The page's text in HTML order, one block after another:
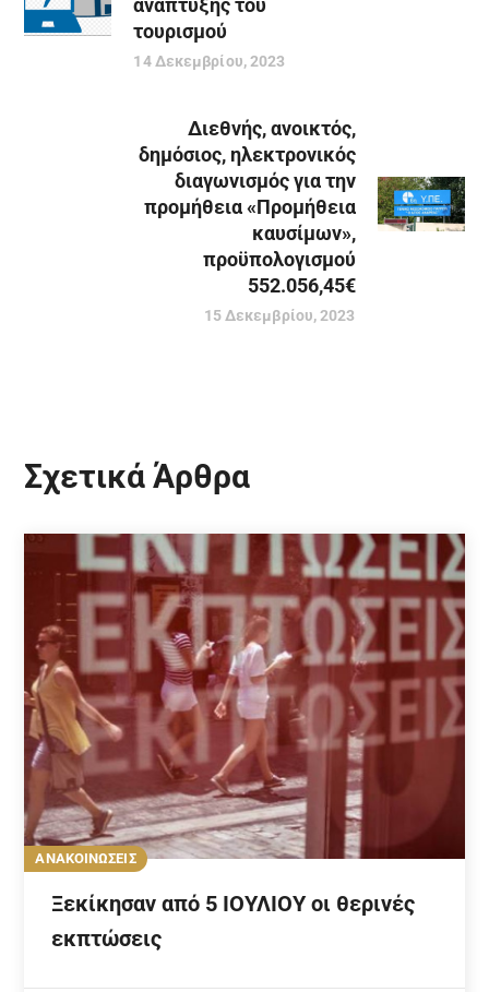
τουρισμού
14 Δεκεμβρίου, 2023
Διεθνής, ανοικτός,
δημόσιος, ηλεκτρονικός
διαγωνισμός για την
προμήθεια «Προμήθεια
καυσίμων»,
προϋπολογισμού
552.056,45€
15 Δεκεμβρίου, 2023
Σχετικά Άρθρα
ΑΝΑΚΟΙΝΩΣΕΙΣ
Ξεκίκησαν από 5 ΙΟΥΛΙΟΥ οι θερινές
εκπτώσεις